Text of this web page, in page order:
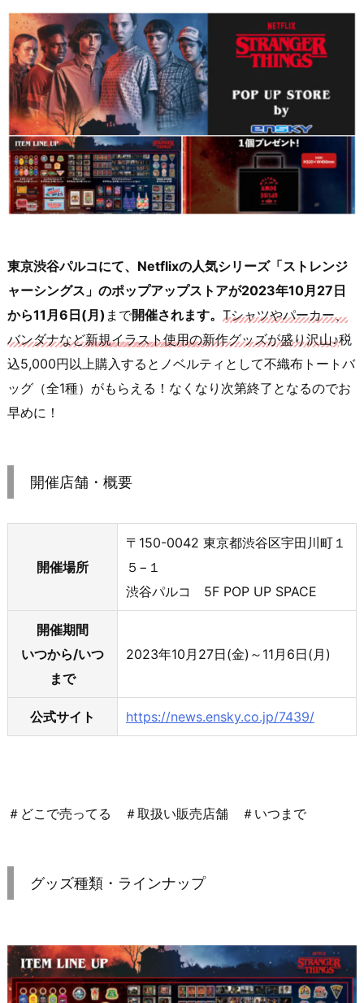
東京渋谷パルコにて、Netflixの人気シリーズ「ストレンジ
ャーシングス」のポップアップストアが2023年10月27日
から11月6日(月) まで開催されます。 Tシャツやパーカー、
バンダナなど新規イラスト使用の新作グッズが盛り沢山♪税
込5,000円以上購入するとノベルティとして不織布トートバ
ッグ（全1種）がもらえる！なくなり次第終了となるのでお
早めに！
開催店舗・概要
開催場所
〒150-0042 東京都渋谷区宇田川町１
５−１
渋谷パルコ 5F POP UP SPACE
開催期間
いつから/いつ
まで
2023年10月27日(金)～11月6日(月)
公式サイト https://news.ensky.co.jp/7439/
＃どこで売ってる ＃取扱い販売店舗 ＃いつまで
グッズ種類・ラインナップ